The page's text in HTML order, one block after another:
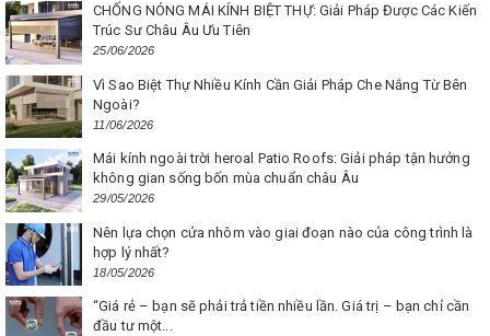
CHỐNG NÓNG MÁI KÍNH BIỆT THỰ: Giải Pháp Được Các Kiến
Trúc Sư Châu Âu Ưu Tiên
25/06/2026
Vì Sao Biệt Thự Nhiều Kính Cần Giải Pháp Che Nắng Từ Bên
Ngoài?
11/06/2026
Mái kính ngoài trời heroal Patio Roofs: Giải pháp tận hưởng
không gian sống bốn mùa chuẩn châu Âu
29/05/2026
Nên lựa chọn cửa nhôm vào giai đoạn nào của công trình là
hợp lý nhất?
18/05/2026
“Giá rẻ – bạn sẽ phải trả tiền nhiều lần. Giá trị – bạn chỉ cần
đầu tư một...